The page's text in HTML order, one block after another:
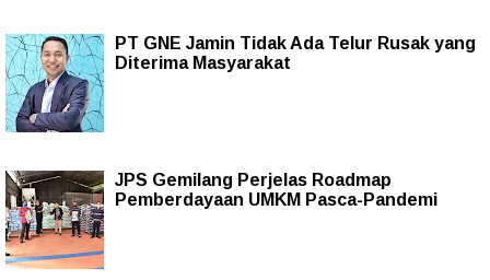
PT GNE Jamin Tidak Ada Telur Rusak yang
Diterima Masyarakat
JPS Gemilang Perjelas Roadmap
Pemberdayaan UMKM Pasca-Pandemi